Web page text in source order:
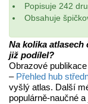
Popisuje 242
Obsahuje
Na kolika
již podílel?
Obrazové
– Přehled hub
vyšlý atlas. Další
populárně-naučné